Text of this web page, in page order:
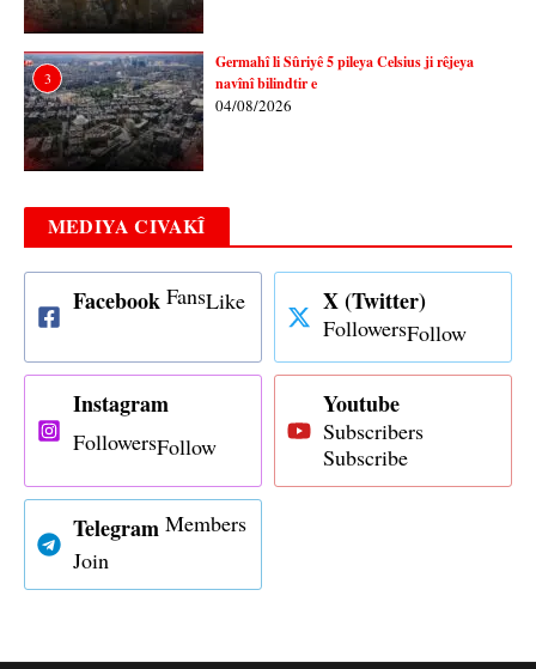
3
Germahî li Sûriyê 5 pileya Celsius ji rêjeya
navînî bilindtir e
04/08/2026
MEDIYA CIVAKÎ
Facebook FansLike X (Twitter)
FollowersFollow
Instagram
FollowersFollow
Youtube
Subscribers
Subscribe
Telegram Members
Join